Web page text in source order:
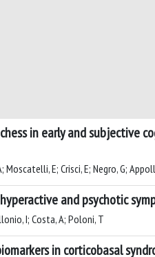
in early and subjective
Moscatelli, E; Crisci, E; Negro, G;
and psychotic
I; Costa, A; Poloni, T
in corticobasal